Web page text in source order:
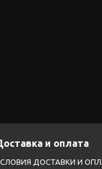
и оплата
ДОСТАВКИ И